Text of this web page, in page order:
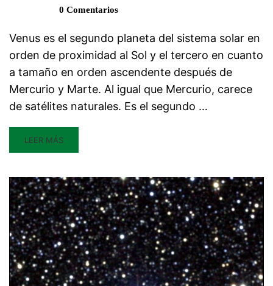
0 Comentarios
Venus es el segundo planeta del sistema solar en
orden de proximidad al Sol y el tercero en cuanto
a tamaño en orden ascendente después de
Mercurio y Marte. Al igual que Mercurio, carece
de satélites naturales. Es el segundo …
LEER MÁS